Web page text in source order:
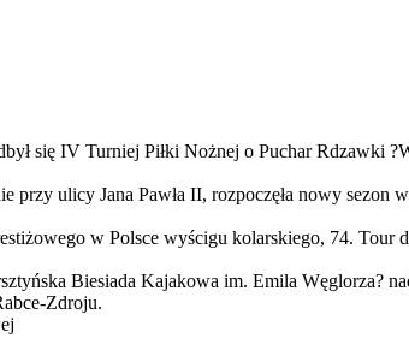
się IV Turniej Piłki Nożnej o Puchar Rdzawki
ulicy Jana Pawła II, rozpoczęła nowy sezon
w Polsce wyścigu kolarskiego, 74. Tour
Biesiada Kajakowa im. Emila Węglorza?
Zdroju.